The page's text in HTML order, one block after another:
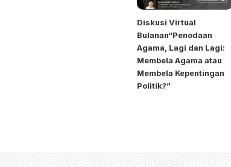
Diskusi Virtual
Bulanan“Penodaan
Agama, Lagi dan Lagi:
Membela Agama atau
Membela Kepentingan
Politik?”